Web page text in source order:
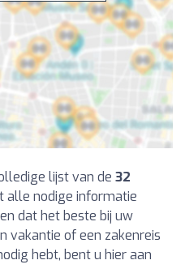
lijst van de 32
alle nodige informatie
dat het beste bij uw
vakantie of een zakenreis
hebt, bent u hier aan